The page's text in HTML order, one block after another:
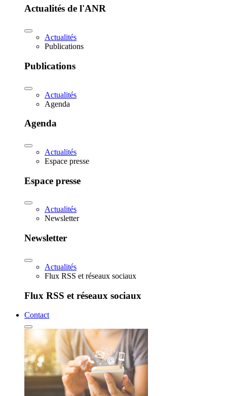
Actualités de l'ANR
Actualités
Publications
Publications
Actualités
Agenda
Agenda
Actualités
Espace presse
Espace presse
Actualités
Newsletter
Newsletter
Actualités
Flux RSS et réseaux sociaux
Flux RSS et réseaux sociaux
Contact